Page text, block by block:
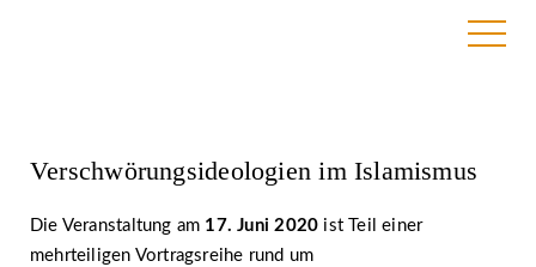
Verschwörungsideologien im Islamismus
Die Veranstaltung am 17. Juni 2020 ist Teil einer
mehrteiligen Vortragsreihe rund um